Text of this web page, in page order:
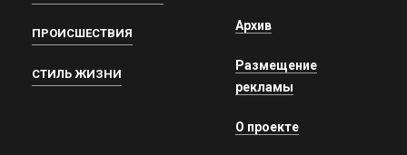
ПРОИСШЕСТВИЯ
СТИЛЬ ЖИЗНИ
Архив
Размещение
рекламы
О проекте